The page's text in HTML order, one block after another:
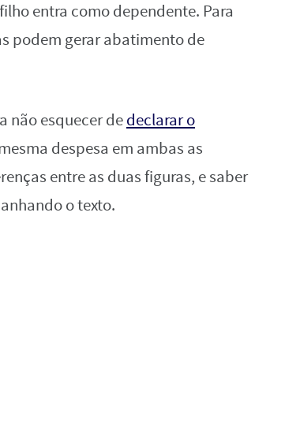
entra como dependente. Para
podem gerar abatimento de
não esquecer dedeclarar o
despesa em ambas as
entre as duas figuras, e saber
o texto.